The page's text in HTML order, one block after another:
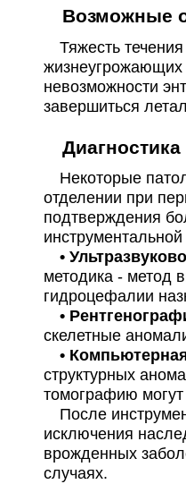
Возможные
Тяжесть
жизнеугрожающих
невозможности
завершиться
Диагностика
Некоторые
отделении при
подтверждения
•
методика - метод
гидроцефалии
•
скелетные
•
структурных
томографию могут
После
исключения
врожденных
случаях.